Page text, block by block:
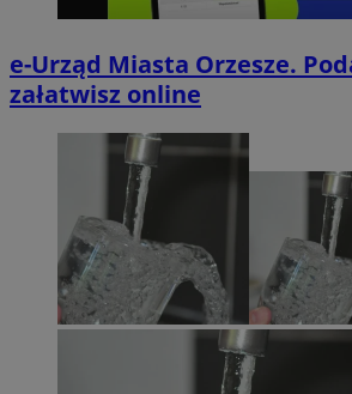
e-Urząd Miasta Orzesze.
załatwisz online